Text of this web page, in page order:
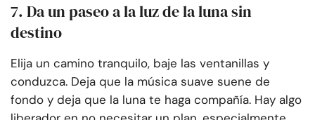
7. Da un paseo a la luz de la luna sin
destino
Elija un camino tranquilo, baje las ventanillas y
conduzca. Deja que la música suave suene de
fondo y deja que la luna te haga compañía. Hay algo